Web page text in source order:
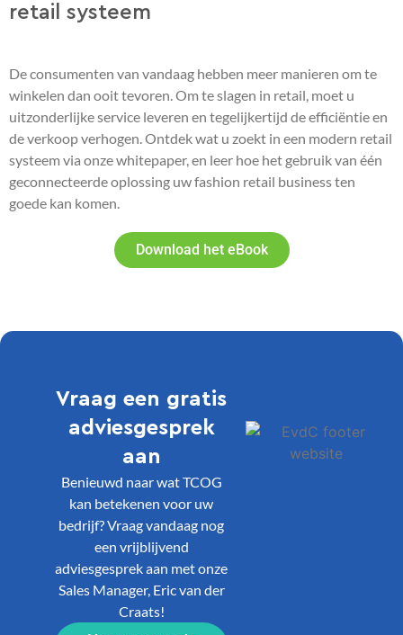
retail systeem
De consumenten van vandaag hebben meer manieren om te
winkelen dan ooit tevoren. Om te slagen in retail, moet u
uitzonderlijke service leveren en tegelijkertijd de efficiëntie en
de verkoop verhogen. Ontdek wat u zoekt in een modern retail
systeem via onze whitepaper, en leer hoe het gebruik van één
geconnecteerde oplossing uw fashion retail business ten
goede kan komen.
Download het eBook
Vraag een gratis
adviesgesprek
aan
Benieuwd naar wat TCOG
kan betekenen voor uw
bedrijf? Vraag vandaag nog
een vrijblijvend
adviesgesprek aan met onze
Sales Manager, Eric van der
Craats!